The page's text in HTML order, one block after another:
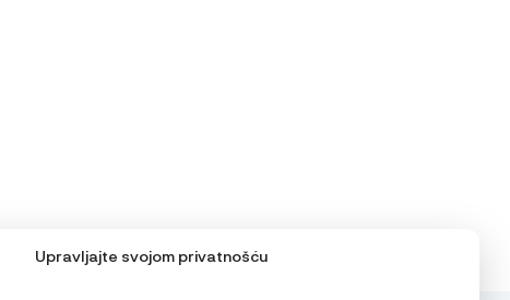
Upravljajte svojom privatnošću